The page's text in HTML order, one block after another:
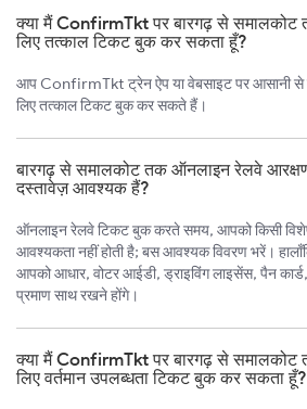
क्या मैं ConfirmTkt पर बारगढ़ से
लिए तत्काल टिकट बुक कर सकता हूँ?
आप ConfirmTkt ट्रेन ऐप या वेबसाइट पर आसानी से
लिए तत्काल टिकट बुक कर सकते हैं।
बारगढ़ से समालकोट तक ऑनलाइन रेलवे
दस्तावेज़ आवश्यक हैं?
ऑनलाइन रेलवे टिकट बुक करते समय, आपको किसी
आवश्यकता नहीं होती है; बस आवश्यक विवरण भरें।
आपको आधार, वोटर आईडी, ड्राइविंग लाइसेंस, पैन
प्रमाण साथ रखने होंगे।
क्या मैं ConfirmTkt पर बारगढ़ से
लिए वर्तमान उपलब्धता टिकट बुक कर सकता हूँ?